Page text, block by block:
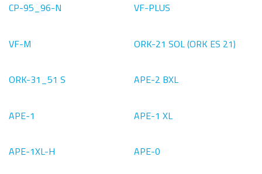
CP-95_96-N VF-PLUS
VF-M ORK-21 SOL (ORK ES 21)
ORK-31_51 S APE-2 BXL
APE-1 APE-1 XL
APE-1XL-H APE-0